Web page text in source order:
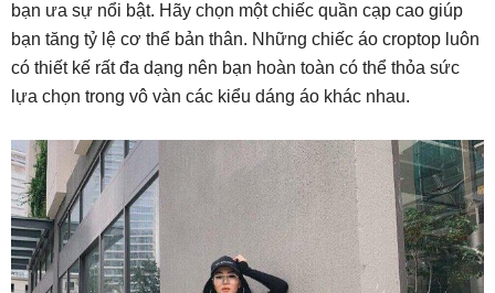
bạn ưa sự nổi bật. Hãy chọn một chiếc quần cạp cao giúp
bạn tăng tỷ lệ cơ thể bản thân. Những chiếc áo croptop luôn
có thiết kế rất đa dạng nên bạn hoàn toàn có thể thỏa sức
lựa chọn trong vô vàn các kiểu dáng áo khác nhau.